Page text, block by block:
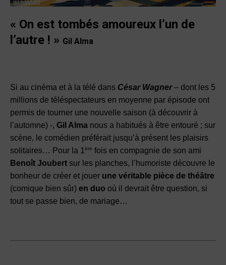
« On est tombés amoureux l’un de
l’autre ! » Gil Alma
Si au cinéma et à la télé dans César Wagner– dont les 5
millions de téléspectateurs en moyenne par épisode ont
permis de tourner une nouvelle saison (à découvrir à
l’automne) -, Gil Alma nous a habitués à être entouré ; sur
scène, le comédien préférait jusqu’à présent les plaisirs
solitaires… Pour la 1 ère fois en compagnie de son ami
Benoît Joubert sur les planches, l’humoriste découvre le
bonheur de créer et jouer une véritable pièce de théâtre
(comique bien sûr) en duo où il devrait être question, si
tout se passe bien, de mariage…